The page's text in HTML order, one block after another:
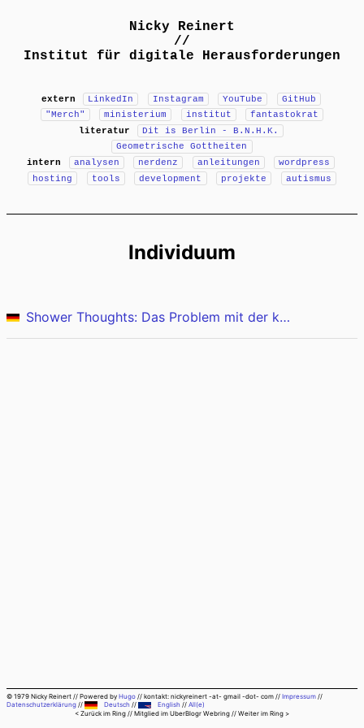
Nicky Reinert
//
Institut für digitale Herausforderungen
extern LinkedIn Instagram YouTube
GitHub
"Merch"
ministerium institut
fantastokrat
literatur
Dit is Berlin - B.N.H.K.
Geometrische Gottheiten
intern
analysen nerdenz anleitungen
wordpress
hosting
tools development projekte autismus
Individuum
Shower Thoughts: Das Problem mit der kognitiven Überlastung oder - der Future Shock
© 1979 Nicky Reinert // Powered by Hugo // kontakt: nickyreinert -at- gmail -dot- com // Impressum //
Datenschutzerklärung // Deutsch // English // All(e)
< Zurück im Ring // Mitglied im UberBlogr Webring // Weiter im Ring >